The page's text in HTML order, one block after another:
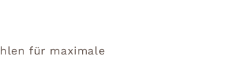
für maximale